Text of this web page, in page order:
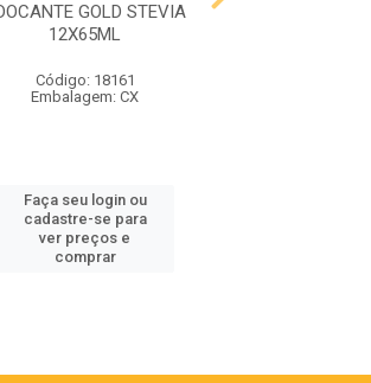
GOLD STEVIA
12X65ML
Código: 18161
Embalagem: CX
Faça seu login ou
cadastre-se para
ver preços e
comprar